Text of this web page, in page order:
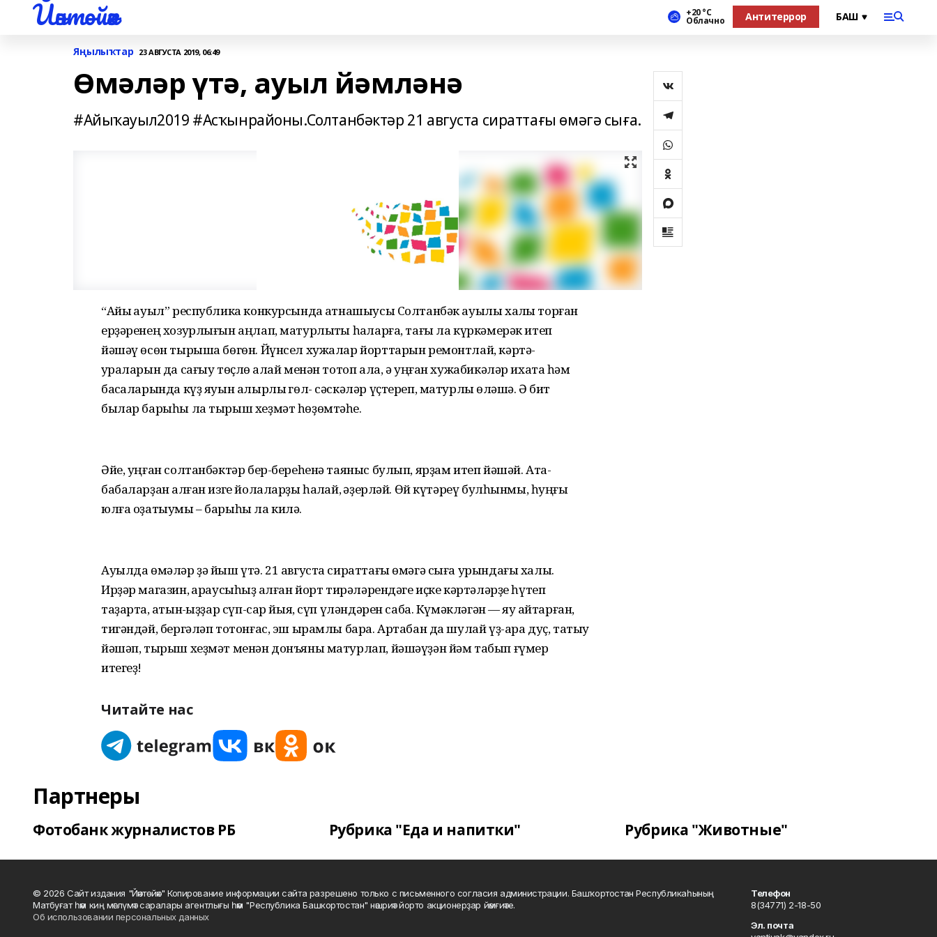
Йәнтөйәк +20 °С
Облачно Антитеррор
Яңылыҡтар 23 АВГУСТА 2019, 06:49
Өмәләр үтә, ауыл йәмләнә
#Айыҡауыл2019 #Асҡынрайоны.Солтанбәктәр 21 августа сираттағы өмәгә сыға.
“Айыҡ ауыл” республика конкурсында ҡатнашыусы Солтанбәк ауылы халҡы торған
ерҙәренең хозурлығын аңлап, матурлыҡты һаҡларға, тағы ла күркәмерәк итеп
йәшәү өсөн тырыша бөгөн. Йүнсел хужалар йорттарын ремонтлай, кәртә-
ҡураларын да сағыу төҫлө ҡалай менән тотоп ала, ә уңған хужабикәләр ихата һәм
баҡсаларында күҙ яуын алырлыҡ гөл- сәскәләр үҫтереп, матурлыҡ өләшә. Ә бит
былар барыһы ла тырыш хеҙмәт һөҙөмтәһе.
Әйе, уңған солтанбәктәр бер-береһенә таяныс булып, ярҙам итеп йәшәй. Ата-
бабаларҙан ҡалған изге йолаларҙы һаҡлай, ҡәҙерләй. Өй күтәреү булһынмы, һуңғы
юлға оҙатыумы – барыһы ла килә.
Ауылда өмәләр ҙә йыш үтә. 21 августа сираттағы өмәгә сыға урындағы халыҡ.
Ирҙәр магазин, ҡараусыһыҙ ҡалған йорт тирәләрендәге иҫке кәртәләрҙе һүтеп
таҙарта, ҡатын-ҡыҙҙар сүп-сар йыя, сүп үләндәрен саба. Күмәкләгән — яу ҡайтарған,
тигәндәй, бергәләп тотонғас, эш ырамлы бара. Артабан да шулай үҙ-ара дуҫ, татыу
йәшәп, тырыш хеҙмәт менән донъяны матурлап, йәшәүҙән йәм табып ғүмер
итегеҙ!
Читайте нас
Партнеры
Фотобанк журналистов РБ Рубрика "Еда и напитки" Рубрика "Животные"
© 2026 Сайт издания "Йәнтөйәк" Копирование информации сайта разрешено только с письменного согласия администрации. Башҡортостан Республикаһының
Матбуғат һәм киң мәғлүмәт саралары агентлығы һәм "Республика Башкортостан" нәшриәт йорто акционерҙар йәмғиәте.
Об использовании персональных данных
Телефон
8(34771) 2-18-50
Эл. почта